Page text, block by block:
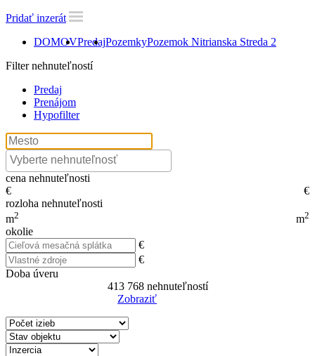
Pridať inzerát
DOMOVPredajPozemkyPozemok Nitrianska Streda 2
Filter nehnuteľností
Predaj
Prenájom
Hypofilter
cena nehnuteľnosti
€
€
rozloha nehnuteľnosti
m2 m2
okolie
€
€
Doba úveru
413 768nehnuteľností
Zobraziť